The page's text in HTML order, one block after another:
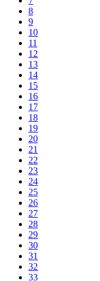
8
9
10
11
12
13
14
15
16
17
18
19
20
21
22
23
24
25
26
27
28
29
30
31
32
33